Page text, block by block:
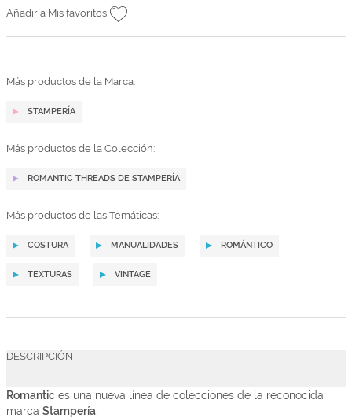
Añadir a Mis favoritos
Más productos de la Marca:
STAMPERÍA
Más productos de la Colección:
ROMANTIC THREADS DE STAMPERÍA
Más productos de las Temáticas:
COSTURA MANUALIDADES ROMÁNTICO
TEXTURAS VINTAGE
DESCRIPCIÓN
Romantic es una nueva línea de colecciones de la reconocida
marca Stampería